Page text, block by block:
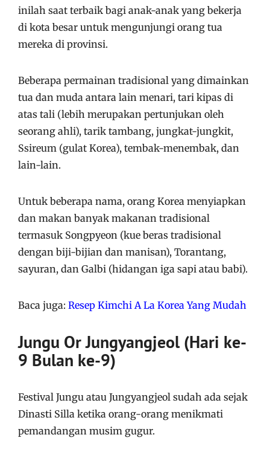
inilah saat terbaik bagi anak-anak yang bekerja
di kota besar untuk mengunjungi orang tua
mereka di provinsi.
Beberapa permainan tradisional yang dimainkan
tua dan muda antara lain menari, tari kipas di
atas tali (lebih merupakan pertunjukan oleh
seorang ahli), tarik tambang, jungkat-jungkit,
Ssireum (gulat Korea), tembak-menembak, dan
lain-lain.
Untuk beberapa nama, orang Korea menyiapkan
dan makan banyak makanan tradisional
termasuk Songpyeon (kue beras tradisional
dengan biji-bijian dan manisan), Torantang,
sayuran, dan Galbi (hidangan iga sapi atau babi).
Baca juga: Resep Kimchi A La Korea Yang Mudah
Jungu Or Jungyangjeol (Hari ke-
9 Bulan ke-9)
Festival Jungu atau Jungyangjeol sudah ada sejak
Dinasti Silla ketika orang-orang menikmati
pemandangan musim gugur.